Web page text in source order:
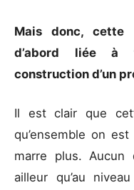
Mais donc, cette
d’abord liée à
construction d’un
Il est clair que
qu’ensemble on
marre plus. Aucun
ailleur qu’au